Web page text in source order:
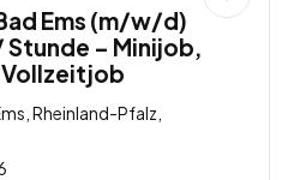
Ems (m/w/d)
– Minijob,
Rheinland-Pfalz,